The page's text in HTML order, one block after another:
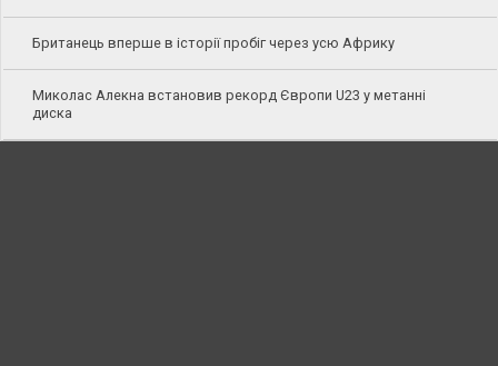
Британець вперше в історії пробіг через усю Африку
Миколас Алекна встановив рекорд Європи U23 у метанні
диска